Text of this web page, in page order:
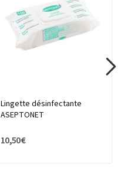
Lingette désinfectante
ASEPTONET
10,50 €